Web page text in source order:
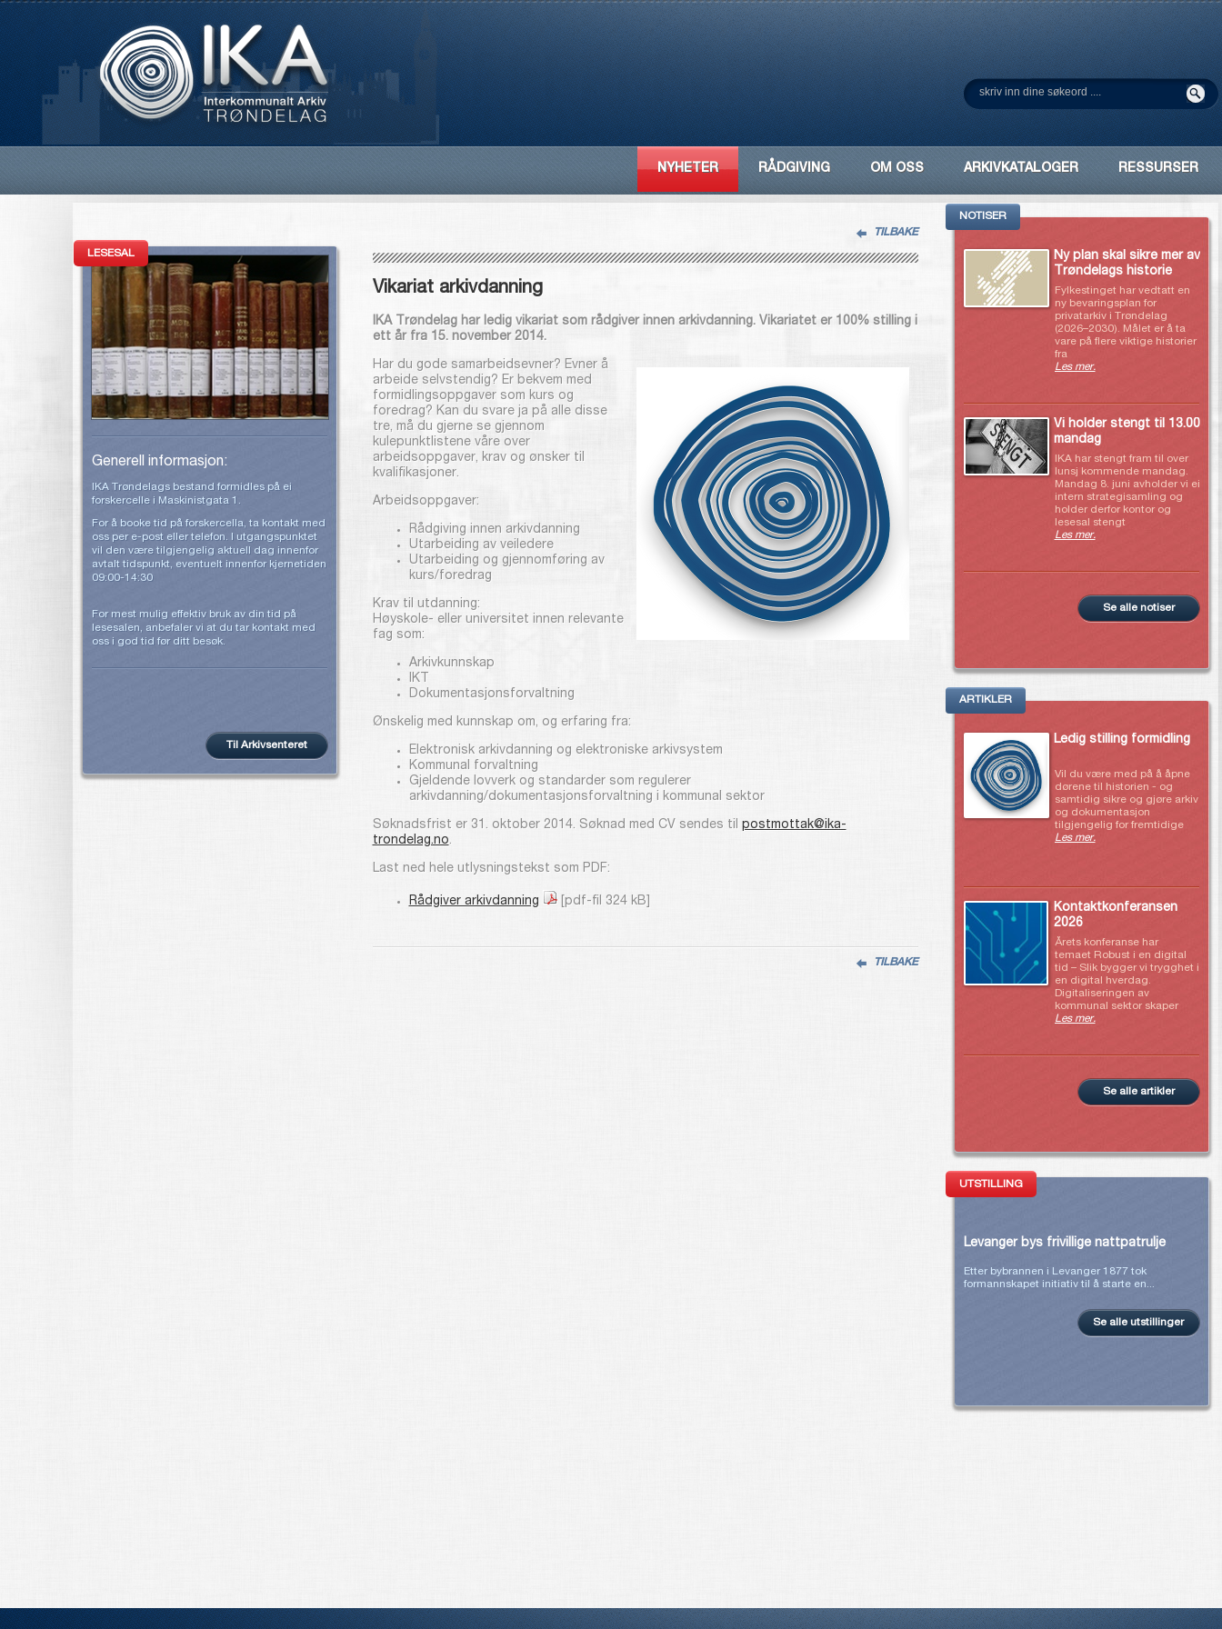
NYHETER RÅDGIVING OM OSS ARKIVKATALOGER RESSURSER
LESESAL
Generell informasjon:
IKA Trøndelags bestand formidles på ei
forskercelle i Maskinistgata 1.
For å booke tid på forskercella, ta kontakt med
oss per e-post eller telefon. I utgangspunktet
vil den være tilgjengelig aktuell dag innenfor
avtalt tidspunkt, eventuelt innenfor kjernetiden
09:00-14:30
For mest mulig effektiv bruk av din tid på
lesesalen, anbefaler vi at du tar kontakt med
oss i god tid før ditt besøk.
Til Arkivsenteret
TILBAKE
Vikariat arkivdanning
IKA Trøndelag har ledig vikariat som rådgiver innen arkivdanning. Vikariatet er 100% stilling i
ett år fra 15. november 2014.
Har du gode samarbeidsevner? Evner å
arbeide selvstendig? Er bekvem med
formidlingsoppgaver som kurs og
foredrag? Kan du svare ja på alle disse
tre, må du gjerne se gjennom
kulepunktlistene våre over
arbeidsoppgaver, krav og ønsker til
kvalifikasjoner.
Arbeidsoppgaver:
Rådgiving innen arkivdanning
Utarbeiding av veiledere
Utarbeiding og gjennomføring av
kurs/foredrag
Krav til utdanning:
Høyskole- eller universitet innen relevante
fag som:
Arkivkunnskap
IKT
Dokumentasjonsforvaltning
Ønskelig med kunnskap om, og erfaring fra:
Elektronisk arkivdanning og elektroniske arkivsystem
Kommunal forvaltning
Gjeldende lovverk og standarder som regulerer
arkivdanning/dokumentasjonsforvaltning i kommunal sektor
Søknadsfrist er 31. oktober 2014. Søknad med CV sendes til postmottak@ika-
trondelag.no.
Last ned hele utlysningstekst som PDF:
Rådgiver arkivdanning [pdf-fil 324 kB]
TILBAKE
NOTISER
Ny plan skal sikre mer av
Trøndelags historie
Fylkestinget har vedtatt en
ny bevaringsplan for
privatarkiv i Trøndelag
(2026–2030). Målet er å ta
vare på flere viktige historier
fra
Les mer.
Vi holder stengt til 13.00
mandag
IKA har stengt fram til over
lunsj kommende mandag.
Mandag 8. juni avholder vi ei
intern strategisamling og
holder derfor kontor og
lesesal stengt
Les mer.
Se alle notiser
ARTIKLER
Ledig stilling formidling
Vil du være med på å åpne
dørene til historien - og
samtidig sikre og gjøre arkiv
og dokumentasjon
tilgjengelig for fremtidige
Les mer.
Kontaktkonferansen
2026
Årets konferanse har
temaet Robust i en digital
tid – Slik bygger vi trygghet i
en digital hverdag.
Digitaliseringen av
kommunal sektor skaper
Les mer.
Se alle artikler
UTSTILLING
Levanger bys frivillige nattpatrulje
Etter bybrannen i Levanger 1877 tok
formannskapet initiativ til å starte en...
Se alle utstillinger